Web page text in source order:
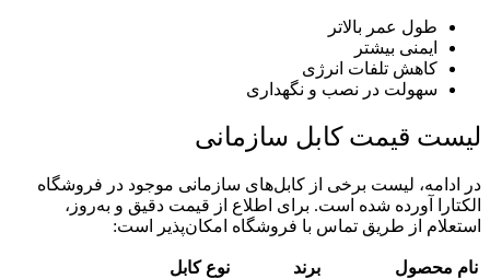
طول عمر بالاتر
ایمنی بیشتر
کاهش تلفات انرژی
سهولت در نصب و نگهداری
لیست قیمت کابل سازمانی
در ادامه، لیست برخی از کابل‌های سازمانی موجود در فروشگاه
الکتارا آورده شده است. برای اطلاع از قیمت دقیق و به‌روز،
استعلام از طریق تماس با فروشگاه امکان‌پذیر است:
نام محصول برند
نوع کابل